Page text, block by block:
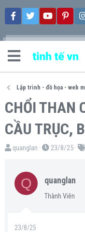
Lập trình - đồ họa - web
CHỔI THAN
CẦU TRỤC,
T
e
quanglan
N
y
g
23/8/25
Q quanglan
Thành Viên
23/8/25